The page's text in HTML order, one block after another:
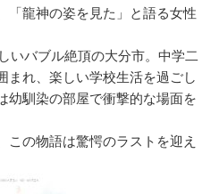
「龍神の姿を見た」と語る女性
いバブル絶頂の大分市。中学二
まれ、楽しい学校生活を過ごし
幼馴染の部屋で衝撃的な場面を
この物語は驚愕のラストを迎え